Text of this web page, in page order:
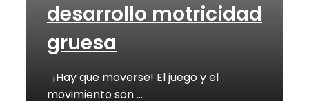
desarrollo motricidad
gruesa
¡Hay que moverse! El juego y el
movimiento son …